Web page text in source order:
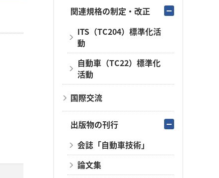
関連規格の制定・改正
ITS（TC204）標準化活
動
自動車（TC22）標準化
活動
国際交流
出版物の刊行
会誌「自動車技術」
論文集